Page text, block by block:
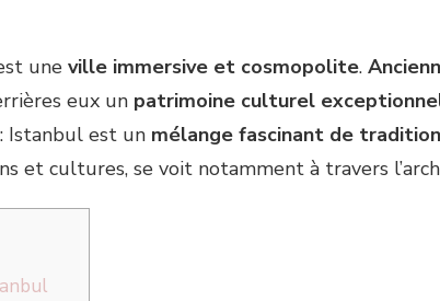
une ville immersive et cosmopolite.
eux un patrimoine culturel
Istanbul est un mélange fascinant de
et cultures, se voit notamment à travers